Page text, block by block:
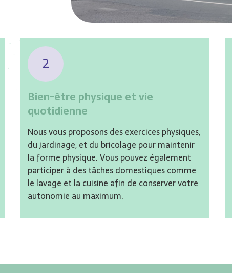
2
Bien-être physique et vie
quotidienne
Nous vous proposons des exercices physiques,
du jardinage, et du bricolage pour maintenir
la forme physique. Vous pouvez également
participer à des tâches domestiques comme
le lavage et la cuisine afin de conserver votre
autonomie au maximum.